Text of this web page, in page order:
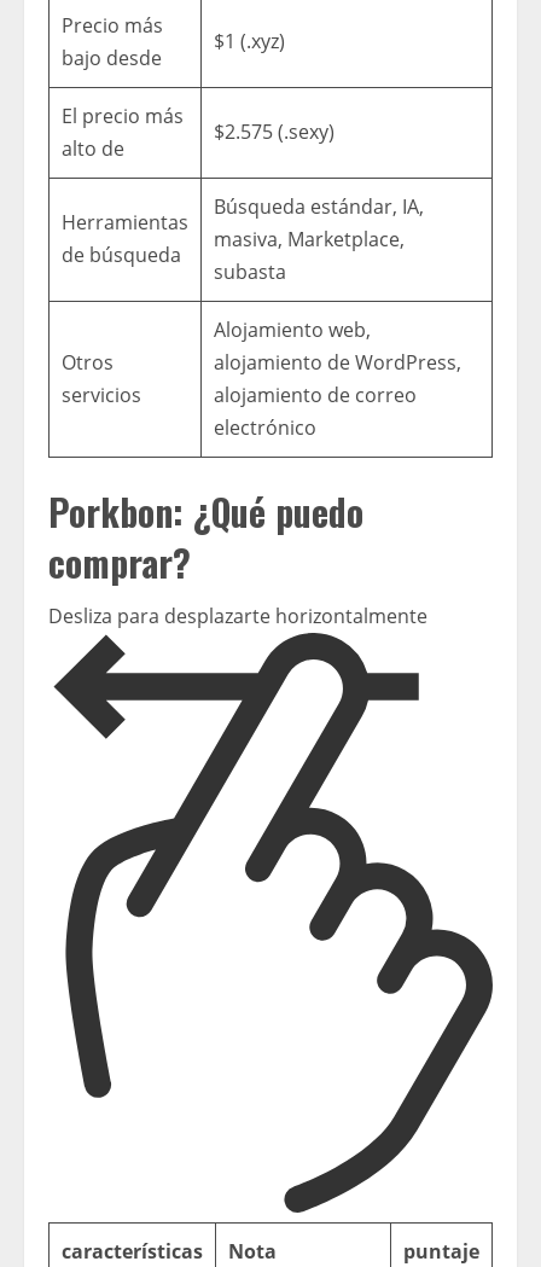
Precio más
bajo desde
$1 (.xyz)
El precio más
alto de
$2.575 (.sexy)
Herramientas
de búsqueda
Búsqueda estándar, IA,
masiva, Marketplace,
subasta
Otros
servicios
Alojamiento web,
alojamiento de WordPress,
alojamiento de correo
electrónico
Porkbon: ¿Qué puedo
comprar?
Desliza para desplazarte horizontalmente
características Nota puntaje